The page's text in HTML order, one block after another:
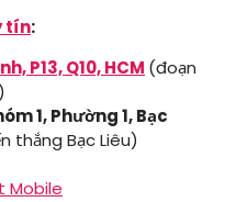
tín:
P13, Q10, HCM (đoạn
1, Phường 1, Bạc
thắng Bạc Liêu)
Mobile